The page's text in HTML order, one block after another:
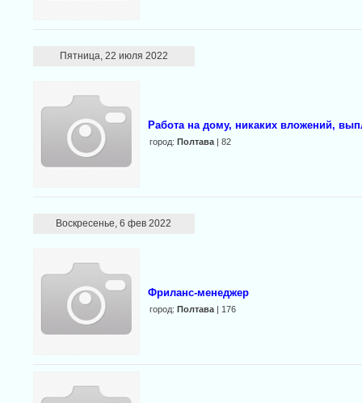
Пятница, 22 июля 2022
Работа на дому, никаких вложений,
город: Полтава| 82
Воскресенье, 6 фев 2022
Фриланс-менеджер
город: Полтава| 176